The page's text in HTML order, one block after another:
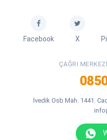
Facebook X
ÇAĞRI
İvedik Osb Mah. 1441.